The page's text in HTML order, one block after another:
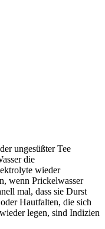
ungesüßter Tee
die
wieder
wenn Prickelwasser
mal, dass sie Durst
Hautfalten, die sich
legen, sind Indizien